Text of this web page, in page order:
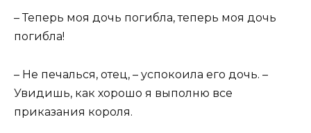
– Теперь моя дочь погибла, теперь моя дочь
погибла!
– Не печалься, отец, – успокоила его дочь. –
Увидишь, как хорошо я выполню все
приказания короля.